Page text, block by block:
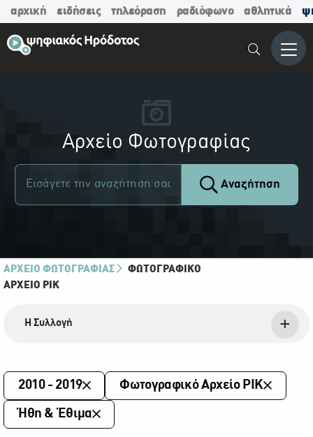
αρχική ειδήσεις τηλεόραση ραδιόφωνο αθλητικά
Μενού
Αρχείο Φωτογραφίας
Αναζήτηση
ΑΡΧΕΙΟ ΦΩΤΟΓΡΑΦΙΑΣ
ΦΩΤΟΓΡΑΦΙΚΌ
ΑΡΧΕΊΟ ΡΙΚ
Η Συλλογή
2010 - 2019 Φωτογραφικό Αρχείο ΡΙΚ
Ήθη & Έθιμα